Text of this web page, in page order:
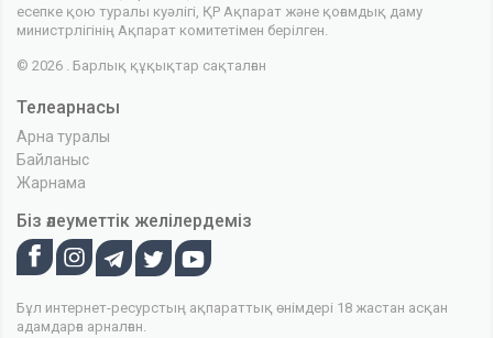
есепке қою туралы куәлігі, ҚР Ақпарат және қоғамдық даму
министрлігінің Ақпарат комитетімен берілген.
© 2026 . Барлық құқықтар сақталған
Телеарнасы
Арна туралы
Байланыс
Жарнама
Біз әлеуметтік желілердеміз
Бұл интернет-ресурстың ақпараттық өнімдері 18 жастан асқан
адамдарға арналған.